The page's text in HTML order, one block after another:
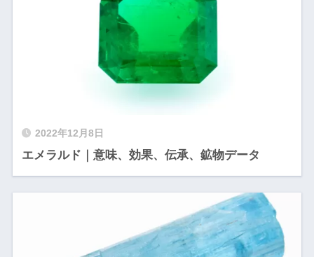
2022年12月8日
エメラルド｜意味、効果、伝承、鉱物データ